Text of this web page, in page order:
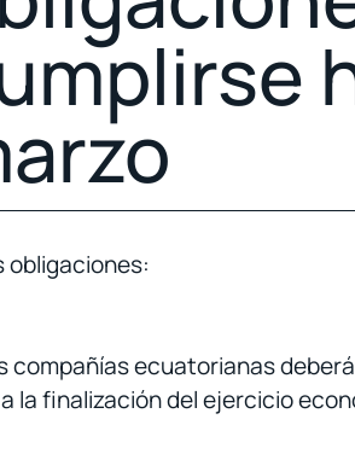
obligaciones:
compañías ecuatorianas
finalización del ejercicio